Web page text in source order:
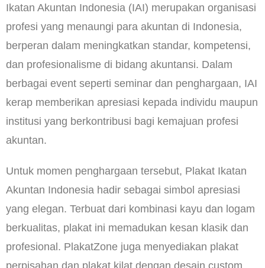
Ikatan Akuntan Indonesia (IAI) merupakan organisasi
profesi yang menaungi para akuntan di Indonesia,
berperan dalam meningkatkan standar, kompetensi,
dan profesionalisme di bidang akuntansi. Dalam
berbagai event seperti seminar dan penghargaan, IAI
kerap memberikan apresiasi kepada individu maupun
institusi yang berkontribusi bagi kemajuan profesi
akuntan.
Untuk momen penghargaan tersebut, Plakat Ikatan
Akuntan Indonesia hadir sebagai simbol apresiasi
yang elegan. Terbuat dari kombinasi kayu dan logam
berkualitas, plakat ini memadukan kesan klasik dan
profesional. PlakatZone juga menyediakan plakat
perpisahan dan plakat kilat dengan desain custom